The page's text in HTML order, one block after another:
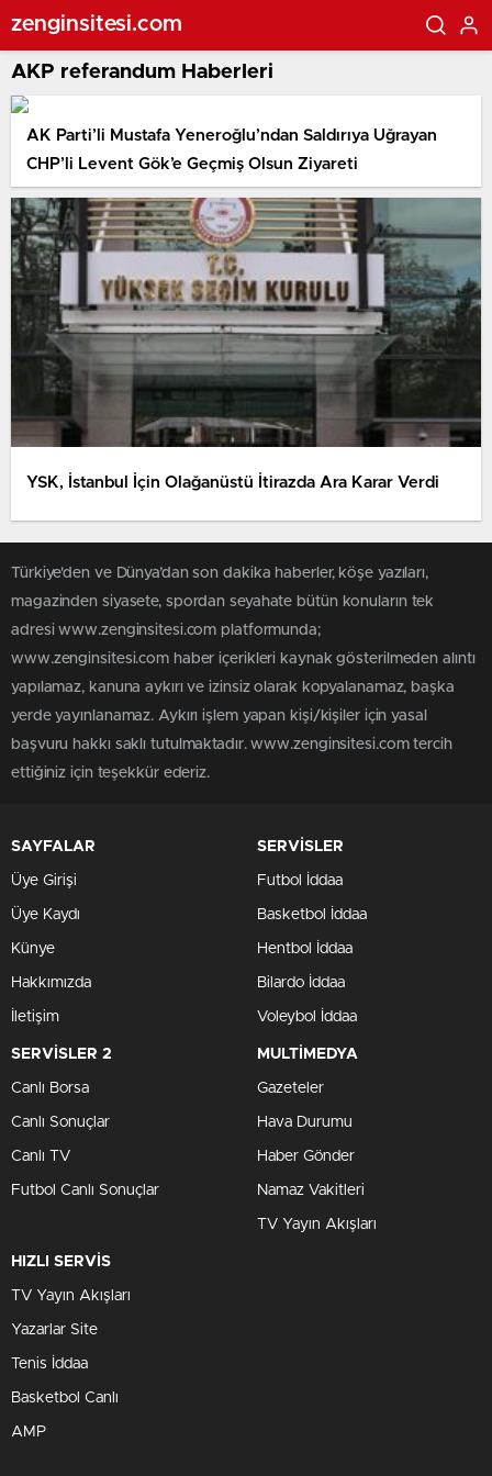
zenginsitesi.com
AKP referandum Haberleri
AK Parti’li Mustafa Yeneroğlu’ndan Saldırıya Uğrayan
CHP’li Levent Gök’e Geçmiş Olsun Ziyareti
YSK, İstanbul İçin Olağanüstü İtirazda Ara Karar Verdi
Türkiye'den ve Dünya’dan son dakika haberler, köşe yazıları,
magazinden siyasete, spordan seyahate bütün konuların tek
adresi www.zenginsitesi.com platformunda;
www.zenginsitesi.com haber içerikleri kaynak gösterilmeden alıntı
yapılamaz, kanuna aykırı ve izinsiz olarak kopyalanamaz, başka
yerde yayınlanamaz. Aykırı işlem yapan kişi/kişiler için yasal
başvuru hakkı saklı tutulmaktadır. www.zenginsitesi.com tercih
ettiğiniz için teşekkür ederiz.
SAYFALAR
Üye Girişi
Üye Kaydı
Künye
Hakkımızda
İletişim
SERVİSLER
Futbol İddaa
Basketbol İddaa
Hentbol İddaa
Bilardo İddaa
Voleybol İddaa
SERVİSLER 2
Canlı Borsa
Canlı Sonuçlar
Canlı TV
Futbol Canlı Sonuçlar
MULTİMEDYA
Gazeteler
Hava Durumu
Haber Gönder
Namaz Vakitleri
TV Yayın Akışları
HIZLI SERVİS
TV Yayın Akışları
Yazarlar Site
Tenis İddaa
Basketbol Canlı
AMP